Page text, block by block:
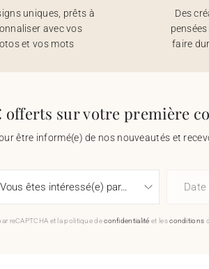
uniques, prêts à
avec vos
et vos mots
Des
faire
offerts sur votre première
être informé(e) de nos nouveautés et
reCAPTCHA et la politique deconfidentialité et lesconditions